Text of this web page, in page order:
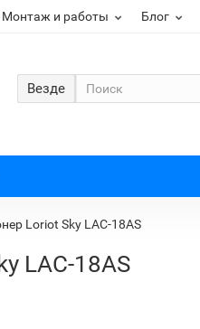
Монтаж и работы Блог
Везде
Loriot Sky LAC-18AS
LAC-18AS